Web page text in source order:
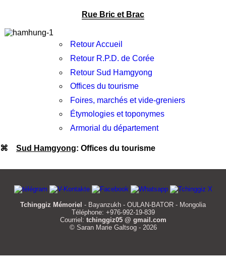
Rue Bric et Brac
Retour Accueil
Retour R.P.D. de Corée
Retour Sud Hamgyong
Offices du tourisme
Foires, marchés et vide-greniers
Étymologies et toponymes
Armorial du département
⌘ Sud Hamgyong: Offices du tourisme
Tchinggiz Mémoriel - Bayanzukh - OULAN-BATOR - Mongolia
Téléphone: +976-992-19-839
Courriel: tchinggiz05 @ gmail.com
© Saran Marie Galtsog - 2026